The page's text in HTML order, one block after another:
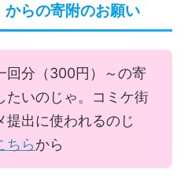
らの寄附のお願い
回分（300円）～の寄
たいのじゃ。コミケ街
提出に使われるのじ
ちらから